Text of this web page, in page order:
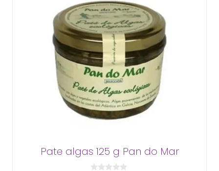
Pate algas 125 g Pan do Mar